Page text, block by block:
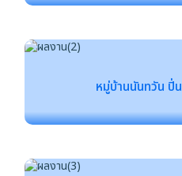
หมู่บ้านนันทวัน ปิ่